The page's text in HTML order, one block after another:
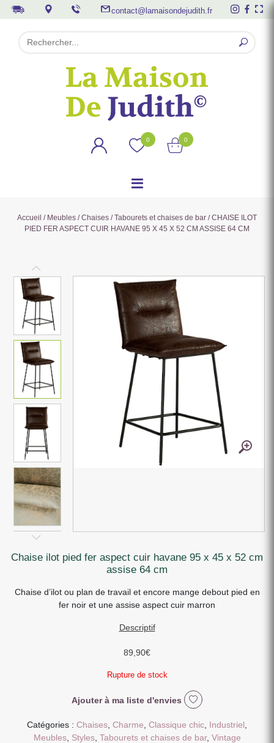
contact@lamaisondejudith.fr
0 0
Accueil / Meubles /Chaises /Tabourets et chaises de bar / CHAISE ILOT
PIED FER ASPECT CUIR HAVANE 95 X 45 X 52 CM ASSISE 64 CM
chaise ilot pied fer aspect cuir havane 95 x 45 x 52 cm
assise 64 cm
Chaise d’ilot ou plan de travail et encore mange debout pied en
fer noir et une assise aspect cuir marron
Descriptif
89,90€
Rupture de stock
Ajouter à ma liste d'envies
Catégories : Chaises Charme Classique chic Industriel
Meubles, Styles, Tabourets et chaises de bar, Vintage